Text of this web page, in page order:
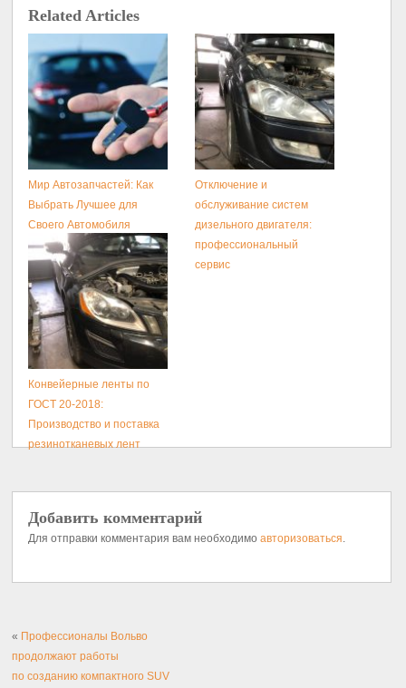
Related Articles
Мир Автозапчастей: Как
Выбрать Лучшее для
Своего Автомобиля
Отключение и
обслуживание систем
дизельного двигателя:
профессиональный
сервис
Конвейерные ленты по
ГОСТ 20-2018:
Производство и поставка
резинотканевых лент
Добавить комментарий
Для отправки комментария вам необходимоавторизоваться.
« Профессионалы Вольво
продолжают работы
по созданию компактного SUV